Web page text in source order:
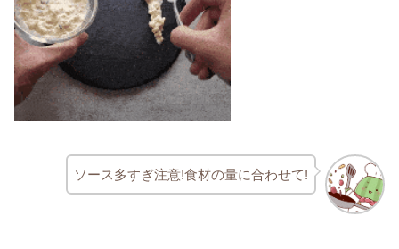
ソース多すぎ注意!食材の量に合わせて!